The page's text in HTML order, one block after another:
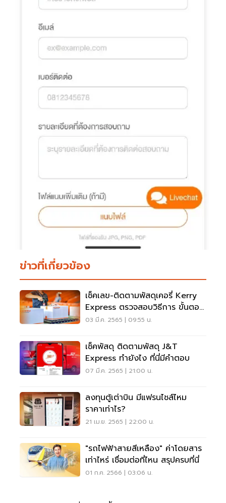
ข่าวที่เกี่ยวข้อง
เช็คเลข-ติดตามพัสดุเคอรี่ Kerry
Express ตรวจสอบวิธีการ ขั้นตอน
ที่นี่
03 มี.ค. 2565 | 09:55 น.
เช็คพัสดุ ติดตามพัสดุ J&T
Express ทำยังไง ที่นี่มีคำตอบ
07 มี.ค. 2565 | 21:00 น.
ลงทุนตู้เต่าบิน มีแฟรนไชส์ไหม
ราคาเท่าไร?
21 เม.ย. 2565 | 22:00 น.
"รถไฟฟ้าสายสีเหลือง" ค่าโดยสาร
เท่าไหร่ เชื่อมต่อที่ไหน สรุปครบที่นี่
01 ก.ค. 2566 | 03:06 น.